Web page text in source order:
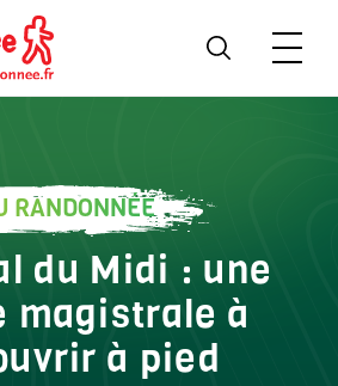
RANDONNÉE
du Midi : une
à
à pied